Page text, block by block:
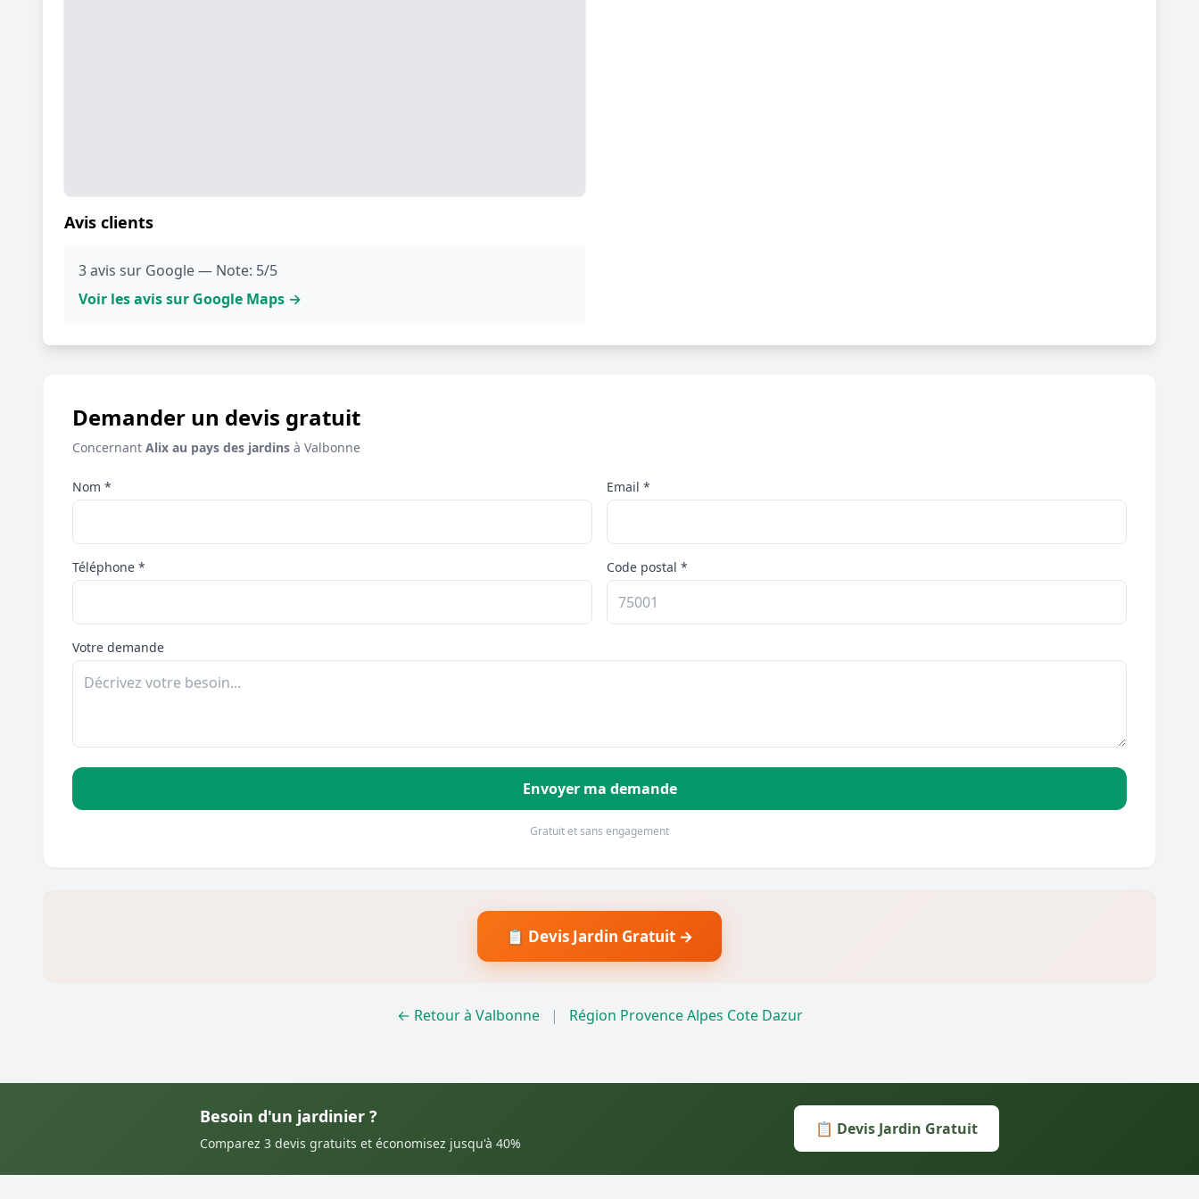
Avis clients
3 avis sur Google — Note: 5/5
Voir les avis sur Google Maps →
Demander un devis gratuit
Concernant Alix au pays des jardins à Valbonne
Nom * Email *
Téléphone * Code postal *
Votre demande
Envoyer ma demande
Gratuit et sans engagement
📋 Devis Jardin Gratuit →
← Retour à Valbonne | Région Provence Alpes Cote Dazur
Besoin d'un jardinier ?
Comparez 3 devis gratuits et économisez jusqu'à 40%
📋 Devis Jardin Gratuit